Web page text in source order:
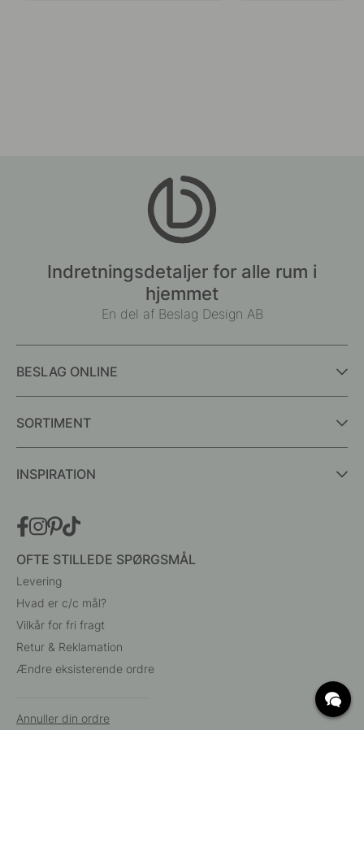
Indretningsdetaljer for alle rum i
hjemmet
En del af Beslag Design AB
BESLAG ONLINE
SORTIMENT
INSPIRATION
OFTE STILLEDE SPØRGSMÅL
Levering
Hvad er c/c mål?
Vilkår for fri fragt
Retur & Reklamation
Ændre eksisterende ordre
Annuller din ordre